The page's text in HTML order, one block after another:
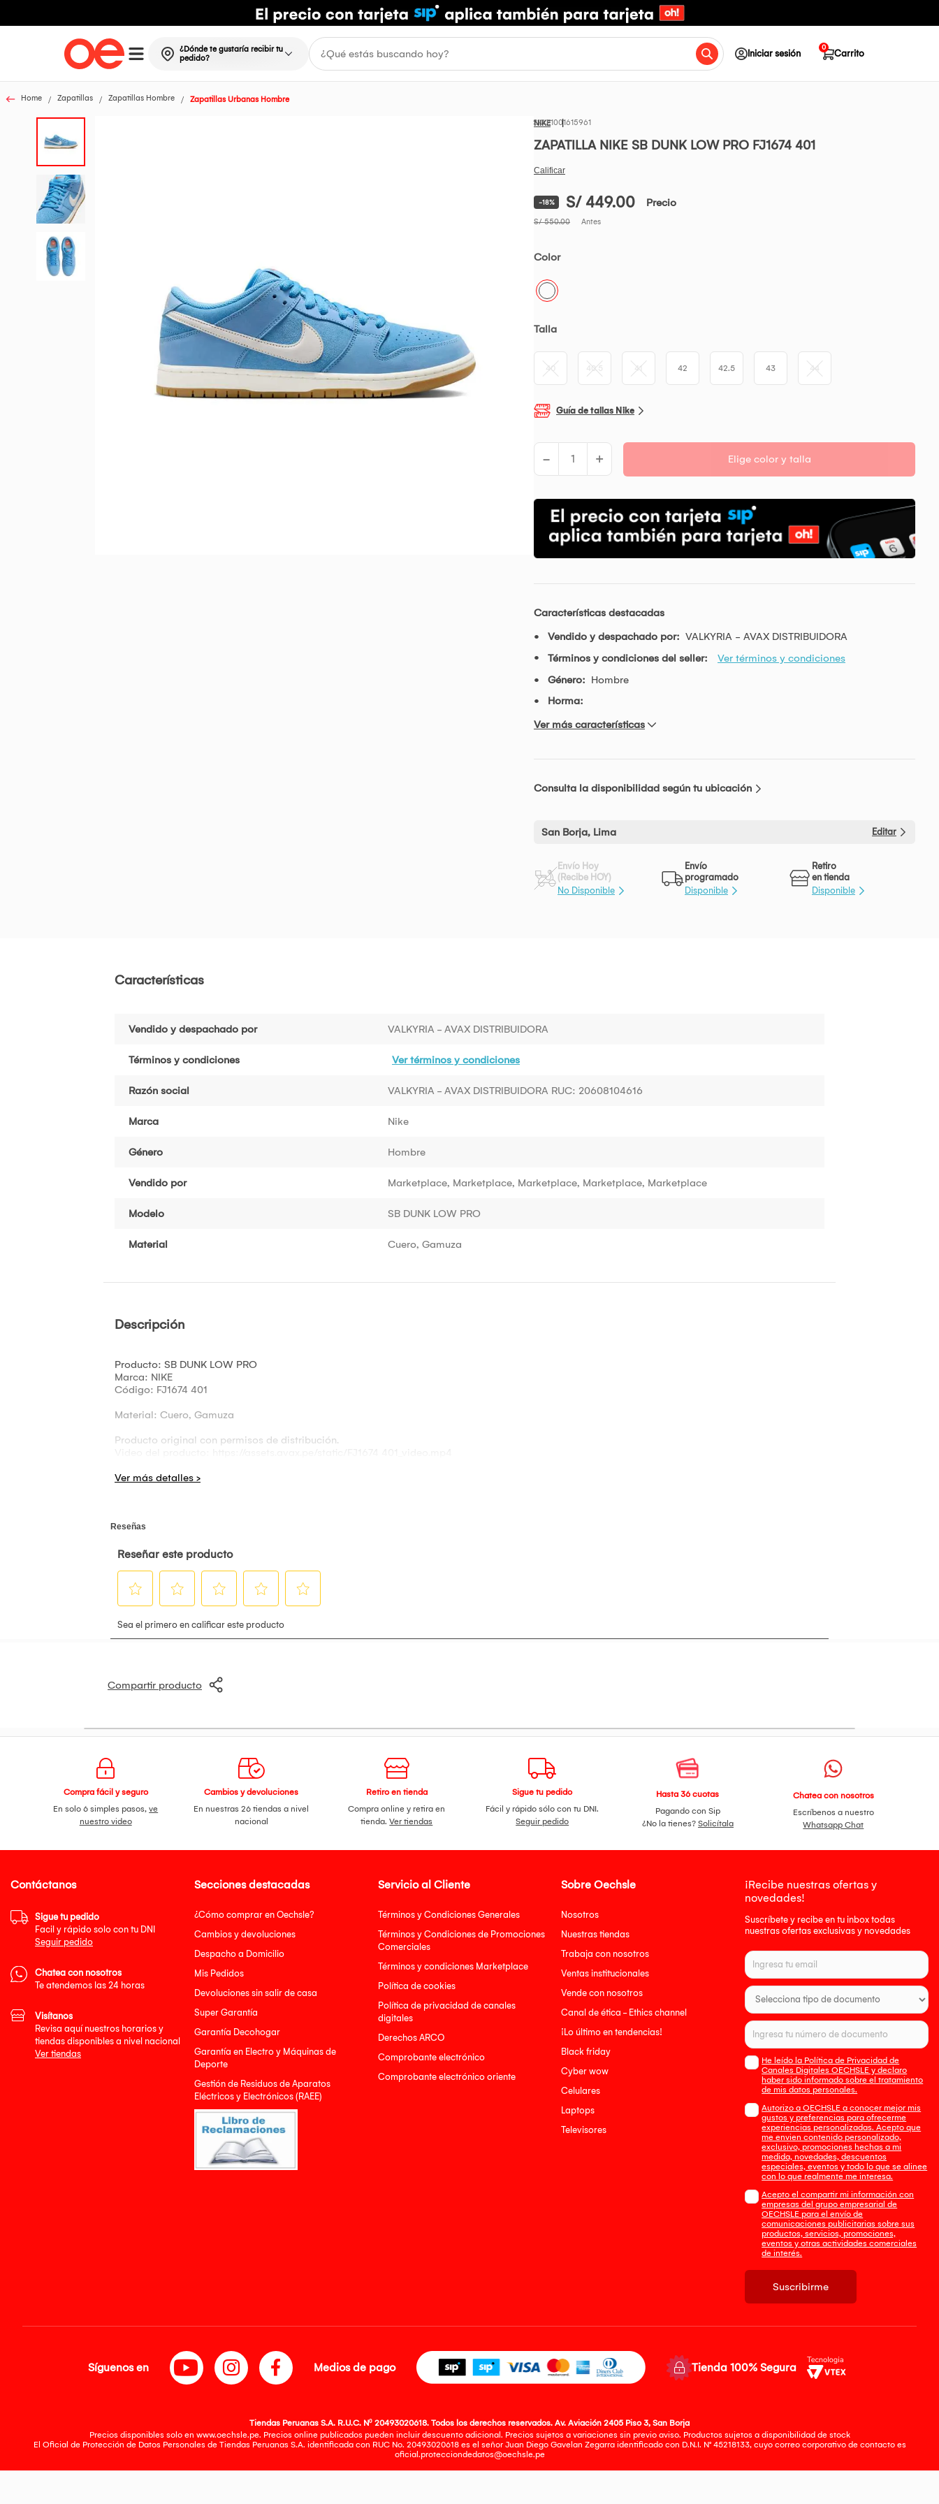
¿Dónde te gustaría recibir tu
pedido?
Iniciar sesión Carrito
0
Home Zapatillas Zapatillas Hombre Zapatillas Urbanas Hombre
NIKE1001615961
ZAPATILLA NIKE SB DUNK LOW PRO FJ1674 401
-18% S/ 449.00 Precio
S/ 550.00 Antes
Color
Talla
40 40.5 41 42 42.5 43 44
Guía de tallas Nike
- + Elige color y talla
Características destacadas
Vendido y despachado por: VALKYRIA - AVAX DISTRIBUIDORA
Términos y condiciones del seller:
Ver términos y condiciones
Género: Hombre
Horma:
Ver más características
Consulta la disponibilidad según tu ubicación
San Borja, Lima Editar
Envío Hoy
(Recibe HOY)
No Disponible
Envío
programado
Disponible
Retiro
en tienda
Disponible
Características
Vendido y despachado por VALKYRIA - AVAX DISTRIBUIDORA
Términos y condiciones Ver términos y condiciones
Razón social VALKYRIA - AVAX DISTRIBUIDORA RUC: 20608104616
Marca Nike
Género Hombre
Vendido por Marketplace, Marketplace, Marketplace, Marketplace, Marketplace
Modelo SB DUNK LOW PRO
Material Cuero, Gamuza
Descripción
Producto: SB DUNK LOW PRO
Marca: NIKE
Código: FJ1674 401
Material: Cuero, Gamuza
Producto original con permisos de distribución.
Compartir producto
Compra fácil y seguro
En solo 6 simples pasos,ve
nuestro video
Cambios y devoluciones
En nuestras 26 tiendas a nivel
nacional
Retiro en tienda
Compra online y retira en
tienda.Ver tiendas
Sigue tu pedido
Fácil y rápido sólo con tu DNI.
Seguir pedido
Hasta 36 cuotas
Pagando con Sip
¿No la tienes? Solicítala
Chatea con nosotros
Escríbenos a nuestro
Whatsapp Chat
Secciones destacadas
¿Cómo comprar en Oechsle?
Cambios y devoluciones
Despacho a Domicilio
Mis Pedidos
Devoluciones sin salir de casa
Super Garantía
Garantía Decohogar
Garantía en Electro y Máquinas de
Deporte
Gestión de Residuos de Aparatos
Eléctricos y Electrónicos (RAEE)
Servicio al Cliente
Términos y Condiciones Generales
Términos y Condiciones de Promociones
Comerciales
Términos y condiciones Marketplace
Política de cookies
Política de privacidad de canales
digitales
Derechos ARCO
Comprobante electrónico
Comprobante electrónico oriente
Sobre Oechsle
Nosotros
Nuestras tiendas
Trabaja con nosotros
Ventas institucionales
Vende con nosotros
Canal de ética - Ethics channel
¡Lo último en tendencias!
Black friday
Cyber wow
Celulares
Laptops
Televisores
¡Recibe nuestras ofertas y
novedades!
Suscríbete y recibe en tu inbox todas
nuestras ofertas exclusivas y novedades
He leído la Política de Privacidad de
Canales Digitales OECHSLE y declaro
haber sido informado sobre el tratamiento
de mis datos personales.
Autorizo a OECHSLE a conocer mejor mis
gustos y preferencias para ofrecerme
experiencias personalizadas. Acepto que
me envien contenido personalizado,
exclusivo, promociones hechas a mi
medida, novedades, descuentos
especiales, eventos y todo lo que se alinee
con lo que realmente me interesa.
Acepto el compartir mi información con
empresas del grupo empresarial de
OECHSLE para el envío de
comunicaciones publicitarias sobre sus
productos, servicios, promociones,
eventos y otras actividades comerciales
de interés.
Suscribirme
Contáctanos
Sigue tu pedido
Facil y rápido solo con tu DNI
Seguir pedido
Chatea con nosotros
Te atendemos las 24 horas
Visítanos
Revisa aquí nuestros horarios y
tiendas disponibles a nivel nacional
Ver tiendas
Síguenos en Medios de pago Tienda 100% Segura
Tiendas Peruanas S.A. R.U.C. Nº 20493020618. Todos los derechos reservados. Av. Aviación 2405 Piso 3, San Borja
Precios disponibles solo en www.oechsle.pe. Precios online publicados pueden incluir descuento adicional. Precios sujetos a variaciones sin previo aviso. Productos sujetos a disponibilidad de stock
El Oficial de Protección de Datos Personales de Tiendas Peruanas S.A. identificada con RUC No. 20493020618 es el señor Juan Diego Gavelan Zegarra identificado con D.N.I. N° 45218133, cuyo correo corporativo de contacto es
oficial.protecciondedatos@oechsle.pe